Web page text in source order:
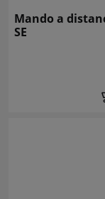
Mando a
SE